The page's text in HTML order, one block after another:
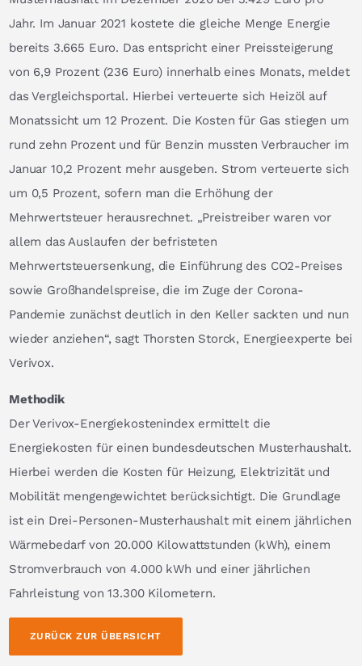
Jahr. Im Januar 2021 kostete die gleiche Menge Energie
bereits 3.665 Euro. Das entspricht einer Preissteigerung
von 6,9 Prozent (236 Euro) innerhalb eines Monats, meldet
das Vergleichsportal. Hierbei verteuerte sich Heizöl auf
Monatssicht um 12 Prozent. Die Kosten für Gas stiegen um
rund zehn Prozent und für Benzin mussten Verbraucher im
Januar 10,2 Prozent mehr ausgeben. Strom verteuerte sich
um 0,5 Prozent, sofern man die Erhöhung der
Mehrwertsteuer herausrechnet. „Preistreiber waren vor
allem das Auslaufen der befristeten
Mehrwertsteuersenkung, die Einführung des CO2-Preises
sowie Großhandelspreise, die im Zuge der Corona-
Pandemie zunächst deutlich in den Keller sackten und nun
wieder anziehen“, sagt Thorsten Storck, Energieexperte bei
Verivox.
Methodik
Der Verivox-Energiekostenindex ermittelt die
Energiekosten für einen bundesdeutschen Musterhaushalt.
Hierbei werden die Kosten für Heizung, Elektrizität und
Mobilität mengengewichtet berücksichtigt. Die Grundlage
ist ein Drei-Personen-Musterhaushalt mit einem jährlichen
Wärmebedarf von 20.000 Kilowattstunden (kWh), einem
Stromverbrauch von 4.000 kWh und einer jährlichen
Fahrleistung von 13.300 Kilometern.
ZURÜCK ZUR ÜBERSICHT